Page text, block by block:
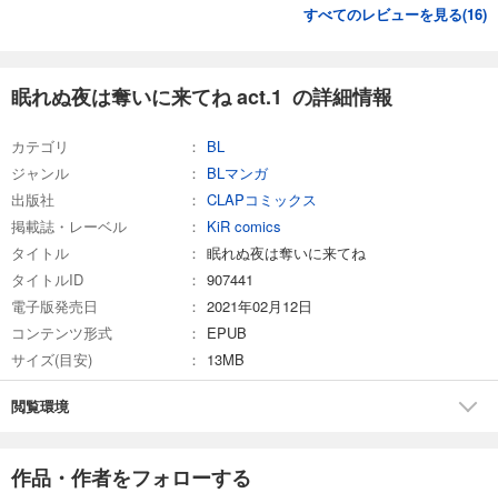
すべてのレビューを見る(16)
眠れぬ夜は奪いに来てね act.1 の詳細情報
カテゴリ
BL
ジャンル
BLマンガ
出版社
CLAPコミックス
掲載誌・レーベル
KiR comics
タイトル
眠れぬ夜は奪いに来てね
タイトルID
907441
電子版発売日
2021年02月12日
コンテンツ形式
EPUB
サイズ(目安)
13MB
閲覧環境
作品・作者をフォローする